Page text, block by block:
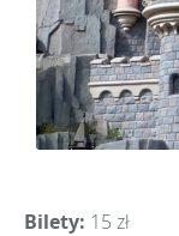
Bilety: 15 zł